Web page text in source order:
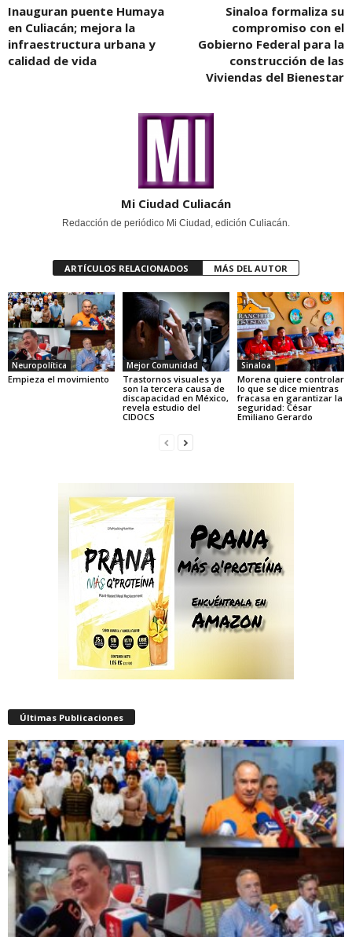
Inauguran puente Humaya
en Culiacán; mejora la
infraestructura urbana y
calidad de vida
Sinaloa formaliza su
compromiso con el
Gobierno Federal para la
construcción de las
Viviendas del Bienestar
Mi Ciudad Culiacán
Redacción de periódico Mi Ciudad, edición Culiacán.
ARTÍCULOS RELACIONADOS MÁS DEL AUTOR
Neuropolítica
Empieza el movimiento
Mejor Comunidad
Trastornos visuales ya
son la tercera causa de
discapacidad en México,
revela estudio del
CIDOCS
Sinaloa
Morena quiere controlar
lo que se dice mientras
fracasa en garantizar la
seguridad: César
Emiliano Gerardo
Últimas Publicaciones